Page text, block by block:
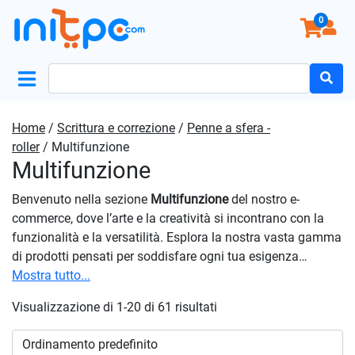
0
Home / Scrittura e correzione / Penne a sfera -
roller/ Multifunzione
Multifunzione
Benvenuto nella sezione Multifunzionedel nostro e-
commerce, dove l’arte e la creatività si incontrano con la
funzionalità e la versatilità. Esplora la nostra vasta gamma
di prodotti pensati per soddisfare ogni tua esigenza
artistica, dalle penne multicolore ai set completi per la
precisione e versatilità, consentendoti di disegnare, scrivere
e annotare con facilità. Dai colori acrilici alle matite
colorate, dai pennelli di diverse dimensioni ai supporti per
Mostra tutto...
Visualizzazione di 1-20 di 61 risultati